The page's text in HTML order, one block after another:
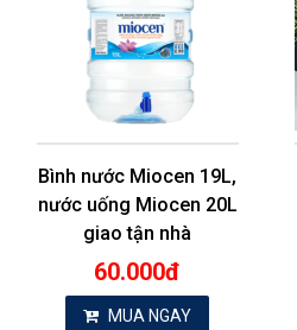
Bình nước Miocen 19L,
nước uống Miocen 20L
giao tận nhà
60.000đ
MUA NGAY